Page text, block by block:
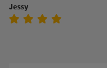
Jessy